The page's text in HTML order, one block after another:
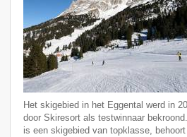
Het skigebied in het Eggental werd in
door Skiresort als testwinnaar
is een skigebied van topklasse,